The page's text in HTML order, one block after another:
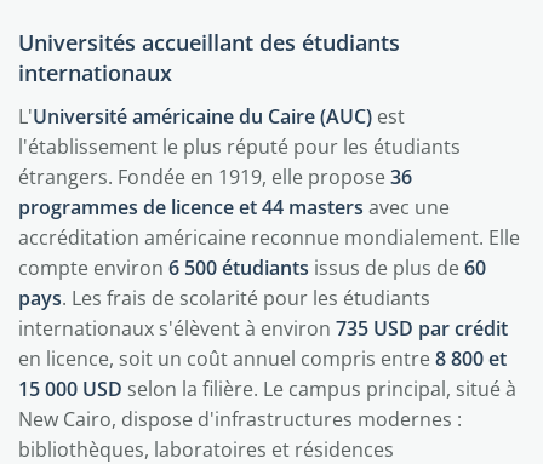
Universités accueillant des étudiants
internationaux
L'Université américaine du Caire (AUC) est
l'établissement le plus réputé pour les étudiants
étrangers. Fondée en 1919, elle propose36
programmes de licence et 44 masters avec une
accréditation américaine reconnue mondialement. Elle
compte environ 6 500 étudiants issus de plus de60
pays. Les frais de scolarité pour les étudiants
internationaux s'élèvent à environ 735 USD par crédit
en licence, soit un coût annuel compris entre8 800 et
15 000 USD selon la filière. Le campus principal, situé à
New Cairo, dispose d'infrastructures modernes :
bibliothèques, laboratoires et résidences